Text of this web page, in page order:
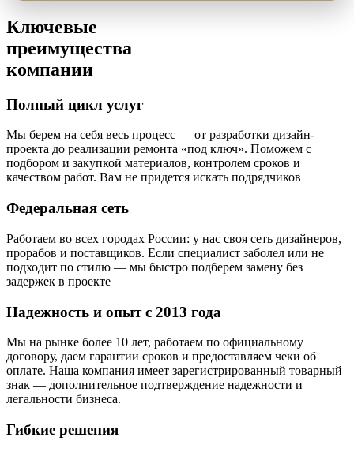
Ключевые
преимущества
компании
Полный цикл услуг
Мы берем на себя весь процесс — от разработки дизайн-
проекта до реализации ремонта «под ключ». Поможем с
подбором и закупкой материалов, контролем сроков и
качеством работ. Вам не придется искать подрядчиков
Федеральная сеть
Работаем во всех городах России: у нас своя сеть дизайнеров,
прорабов и поставщиков. Если специалист заболел или не
подходит по стилю — мы быстро подберем замену без
задержек в проекте
Надежность и опыт с 2013 года
Мы на рынке более 10 лет, работаем по официальному
договору, даем гарантии сроков и предоставляем чеки об
оплате. Наша компания имеет зарегистрированный товарный
знак — дополнительное подтверждение надежности и
легальности бизнеса.
Гибкие решения